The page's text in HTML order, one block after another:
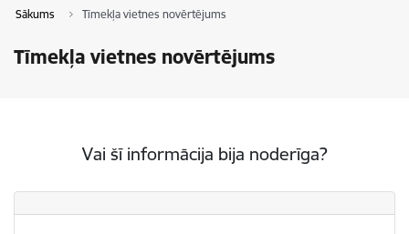
Sākums Tīmekļa vietnes novērtējums
Tīmekļa vietnes novērtējums
Vai šī informācija bija noderīga?
Vai šī informācija bija noderīga?